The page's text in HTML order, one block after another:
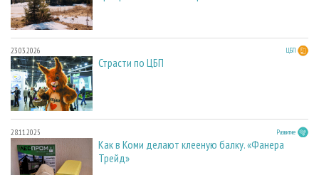
23.03.2026 ЦБП
Страсти по ЦБП
28.11.2025 Развитие
Как в Коми делают клееную балку. «Фанера
Трейд»